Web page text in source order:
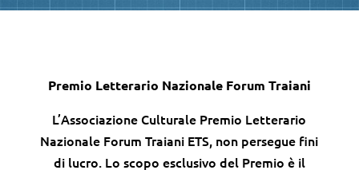
Premio Letterario Nazionale Forum Traiani
L’Associazione Culturale Premio Letterario
Nazionale Forum Traiani ETS, non persegue fini
di lucro. Lo scopo esclusivo del Premio è il